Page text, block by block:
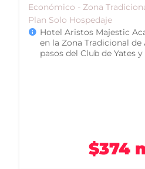
Económico - Zona Dorada
Plan Solo Hospedaje
Maralisa Hotel and Beach
opción para alojarte en
encuentra en la Zona
$400